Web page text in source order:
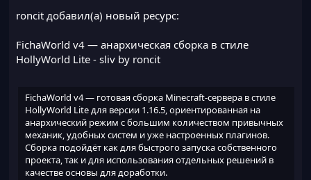
roncit добавил(а) новый ресурс:
FichaWorld v4 — анархическая сборка в стиле
HollyWorld Lite - sliv by roncit
FichaWorld v4 — готовая сборка Minecraft-сервера в стиле
HollyWorld Lite для версии 1.16.5, ориентированная на
анархический режим с большим количеством привычных
механик, удобных систем и уже настроенных плагинов.
Сборка подойдёт как для быстрого запуска собственного
проекта, так и для использования отдельных решений в
качестве основы для доработки.